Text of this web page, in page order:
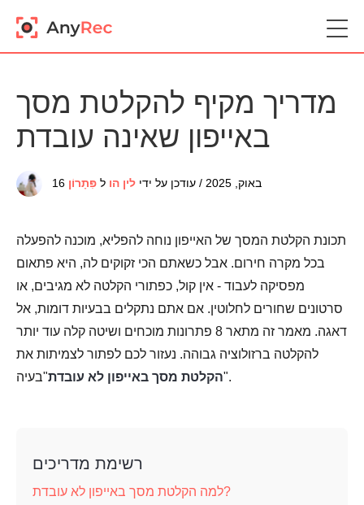
מדריך מקיף להקלטת מסך
באייפון שאינה עובדת
16 באוק, 2025 / עודכן על ידי לין הו ל פִּתָרוֹן
תכונת הקלטת המסך של האייפון נוחה להפליא, מוכנה להפעלה
בכל מקרה חירום. אבל כשאתם הכי זקוקים לה, היא פתאום
מפסיקה לעבוד - אין קול, כפתורי הקלטה לא מגיבים, או
סרטונים שחורים לחלוטין. אם אתם נתקלים בבעיות דומות, אל
דאגה. מאמר זה מתאר 8 פתרונות מוכחים ושיטה קלה עוד יותר
להקלטה ברזולוציה גבוהה. נעזור לכם לפתור לצמיתות את
"הקלטת מסך באייפון לא עובדת "בעיה.
רשימת מדריכים
למה הקלטת מסך באייפון לא עובדת?